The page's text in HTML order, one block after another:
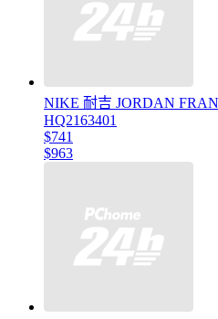
NIKE 耐吉 JORDAN
HQ2163401
$741
$963